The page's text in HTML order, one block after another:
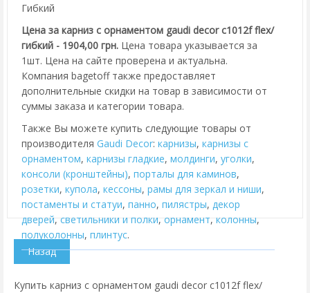
Гибкий
Цена за карниз с орнаментом gaudi decor c1012f flex/
гибкий - 1904,00 грн. Цена товара указывается за
1шт. Цена на сайте проверена и актуальна.
Компания bagetoff также предоставляет
дополнительные скидки на товар в зависимости от
суммы заказа и категории товара.
Также Вы можете купить следующие товары от
производителя Gaudi Decor: карнизы, карнизы с
орнаментом, карнизы гладкие, молдинги, уголки,
консоли (кронштейны), порталы для каминов,
розетки, купола, кессоны, рамы для зеркал и ниши,
постаменты и статуи, панно, пилястры, декор
дверей, cветильники и полки, орнамент, колонны,
полуколонны, плинтус.
Купить карниз с орнаментом gaudi decor c1012f flex/